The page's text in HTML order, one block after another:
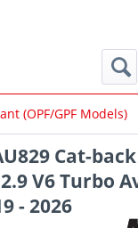
(OPF/GPF Models)
Cat-
V6 Turbo
- 2026